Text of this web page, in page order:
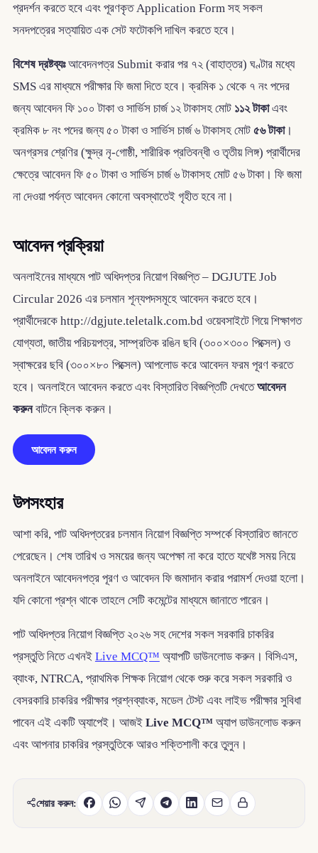
প্রদর্শন করতে হবে এবং পূরণকৃত Application Form সহ সকল
সনদপত্রের সত্যায়িত এক সেট ফটোকপি দাখিল করতে হবে।
বিশেষ দ্রষ্টব্যঃআবেদনপত্র Submit করার পর ৭২ (বাহাত্তর) ঘণ্টার মধ্যে
SMS এর মাধ্যমে পরীক্ষার ফি জমা দিতে হবে। ক্রমিক ১ থেকে ৭ নং পদের
জন্য আবেদন ফি ১০০ টাকা ও সার্ভিস চার্জ ১২ টাকাসহ মোট ১১২ টাকাএবং
ক্রমিক ৮ নং পদের জন্য ৫০ টাকা ও সার্ভিস চার্জ ৬ টাকাসহ মোট ৫৬ টাকা।
অনগ্রসর শ্রেণির (ক্ষুদ্র নৃ-গোষ্ঠী, শারীরিক প্রতিবন্ধী ও তৃতীয় লিঙ্গ) প্রার্থীদের
ক্ষেত্রে আবেদন ফি ৫০ টাকা ও সার্ভিস চার্জ ৬ টাকাসহ মোট ৫৬ টাকা। ফি জমা
না দেওয়া পর্যন্ত আবেদন কোনো অবস্থাতেই গৃহীত হবে না।
আবেদন প্রক্রিয়া
অনলাইনের মাধ্যমে পাট অধিদপ্তর নিয়োগ বিজ্ঞপ্তি – DGJUTE Job
Circular 2026 এর চলমান শূন্যপদসমূহে আবেদন করতে হবে।
প্রার্থীদেরকে http://dgjute.teletalk.com.bd ওয়েবসাইটে গিয়ে শিক্ষাগত
যোগ্যতা, জাতীয় পরিচয়পত্র, সাম্প্রতিক রঙিন ছবি (৩০০×৩০০ পিক্সেল) ও
স্বাক্ষরের ছবি (৩০০×৮০ পিক্সেল) আপলোড করে আবেদন ফরম পূরণ করতে
হবে। অনলাইনে আবেদন করতে এবং বিস্তারিত বিজ্ঞপ্তিটি দেখতেআবেদন
করুনবাটনে ক্লিক করুন।
আবেদন করুন
উপসংহার
আশা করি, পাট অধিদপ্তরের চলমান নিয়োগ বিজ্ঞপ্তি সম্পর্কে বিস্তারিত জানতে
পেরেছেন। শেষ তারিখ ও সময়ের জন্য অপেক্ষা না করে হাতে যথেষ্ট সময় নিয়ে
অনলাইনে আবেদনপত্র পূরণ ও আবেদন ফি জমাদান করার পরামর্শ দেওয়া হলো।
যদি কোনো প্রশ্ন থাকে তাহলে সেটি কমেন্টের মাধ্যমে জানাতে পারেন।
পাট অধিদপ্তর নিয়োগ বিজ্ঞপ্তি ২০২৬ সহ দেশের সকল সরকারি চাকরির
প্রস্তুতি নিতে এখনই Live MCQ™ অ্যাপটি ডাউনলোড করুন। বিসিএস,
ব্যাংক, NTRCA, প্রাথমিক শিক্ষক নিয়োগ থেকে শুরু করে সকল সরকারি ও
বেসরকারি চাকরির পরীক্ষার প্রশ্নব্যাংক, মডেল টেস্ট এবং লাইভ পরীক্ষার সুবিধা
পাবেন এই একটি অ্যাপেই। আজই Live MCQ™অ্যাপ ডাউনলোড করুন
এবং আপনার চাকরির প্রস্তুতিকে আরও শক্তিশালী করে তুলুন।
শেয়ার করুন: